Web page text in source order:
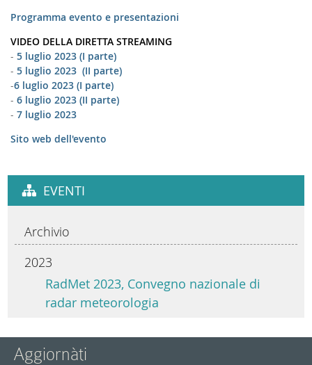
Programma evento e presentazioni
VIDEO DELLA DIRETTA STREAMING
- 5 luglio 2023 (I parte)
- 5 luglio 2023 (II parte)
-6 luglio 2023 (I parte)
- 6 luglio 2023 (II parte)
- 7 luglio 2023
Sito web dell'evento
EVENTI
Archivio
2023
RadMet 2023, Convegno nazionale di
radar meteorologia
Aggiornàti